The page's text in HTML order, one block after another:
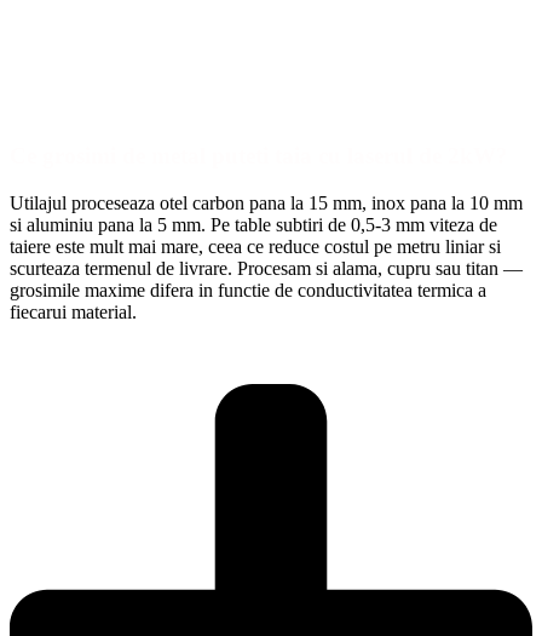
Utilajul proceseaza otel carbon pana la 15 mm, inox pana la 10 mm
si aluminiu pana la 5 mm. Pe table subtiri de 0,5-3 mm viteza de
taiere este mult mai mare, ceea ce reduce costul pe metru liniar si
scurteaza termenul de livrare. Procesam si alama, cupru sau titan —
grosimile maxime difera in functie de conductivitatea termica a
fiecarui material.